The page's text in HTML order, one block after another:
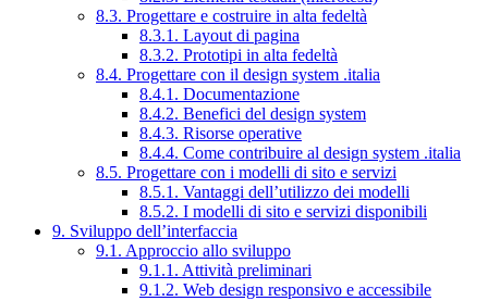
8.3. Progettare e costruire in alta fedeltà
8.3.1. Layout di pagina
8.3.2. Prototipi in alta fedeltà
8.4. Progettare con il design system .italia
8.4.1. Documentazione
8.4.2. Benefici del design system
8.4.3. Risorse operative
8.4.4. Come contribuire al design system .italia
8.5. Progettare con i modelli di sito e servizi
8.5.1. Vantaggi dell’utilizzo dei modelli
8.5.2. I modelli di sito e servizi disponibili
9. Sviluppo dell’interfaccia
9.1. Approccio allo sviluppo
9.1.1. Attività preliminari
9.1.2. Web design responsivo e accessibile